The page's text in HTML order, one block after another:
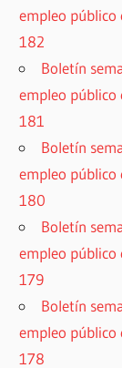
empleo
182
Boletín
empleo
181
Boletín
empleo
180
Boletín
empleo
179
Boletín
empleo
178